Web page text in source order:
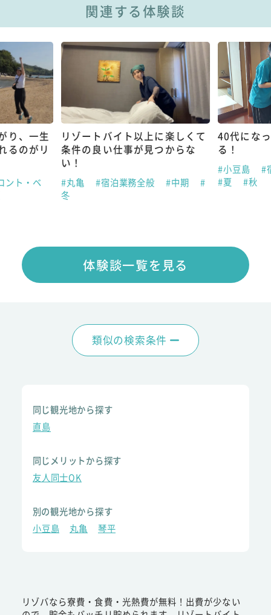
関連する体験談
り、一生
るのがリ
ント・ベ
リゾートバイト以上に楽しくて
条件の良い仕事が見つからな
い！
#丸亀 #宿泊業務全般 #中期
#
冬
40代にな
る！
#小豆島
#
#夏
#秋
体験談一覧を見る
類似の検索条件
同じ観光地から探す
直島
同じメリットから探す
友人同士OK
別の観光地から探す
小豆島
丸亀 琴平
リゾバなら寮費・食費・光熱費が無料！出費が少ない